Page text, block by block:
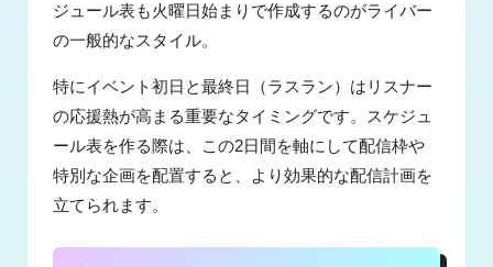
ジュール表も火曜日始まりで作成するのがライバー
の一般的なスタイル。
特にイベント初日と最終日（ラスラン）はリスナー
の応援熱が高まる重要なタイミングです。スケジュ
ール表を作る際は、この2日間を軸にして配信枠や
特別な企画を配置すると、より効果的な配信計画を
立てられます。